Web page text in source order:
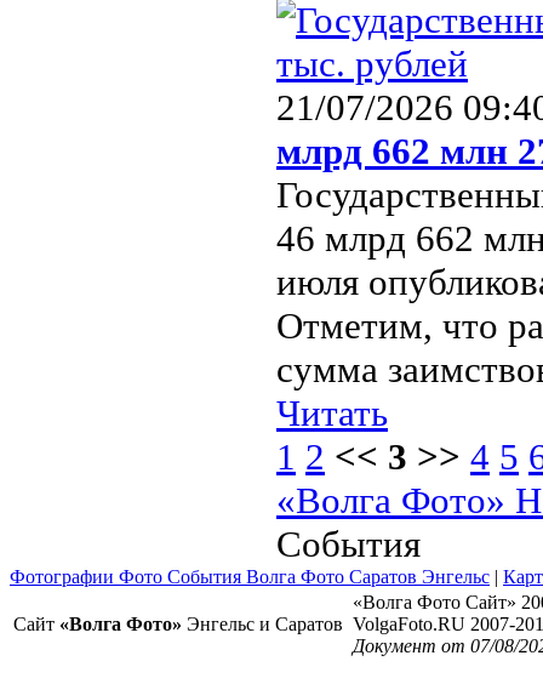
21/07/2026
млрд 662 млн
46 млрд 662
июля
Отметим, что
сумма
Читать
1 2 << 3 >> 4 5
«Волга Фото»
События
Фотографии Фото События Волга Фото Саратов Энгельс |
Сайт «Волга Фото» Энгельс и Саратов
«Волга Фото Сайт»
VolgaFoto.RU 2007-
Документ от 07/08/